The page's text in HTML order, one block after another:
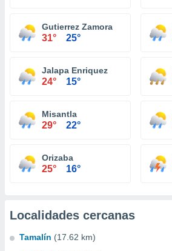
Gutierrez Zamora
31° 25°
Jalapa Enriquez
24° 15°
Misantla
29° 22°
Orizaba
25° 16°
Localidades cercanas
Tamalín (17.62 km)